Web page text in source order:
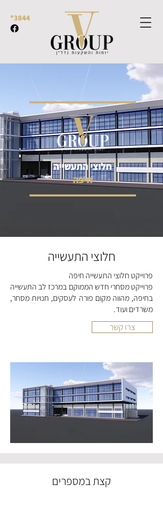
*3844
חלוצי התעשייה
חיפה
חלוצי התעשייה
פרוייקט חלוצי התעשייה חיפה
פרוייקט מסחרי חדש הממוקם במרכז לב התעשייה
בחיפה, מהווה מקום פורה לעסקים, חנויות מסחר,
משרדים ועוד.
צרו קשר
קצת במספרים